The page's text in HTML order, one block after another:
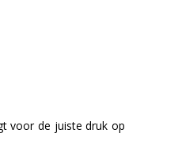
voor de juiste druk op